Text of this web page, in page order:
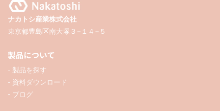
ナカトシ産業株式会社
東京都豊島区南大塚３−１４−５
製品について
- 製品を探す
- 資料ダウンロード
- ブログ